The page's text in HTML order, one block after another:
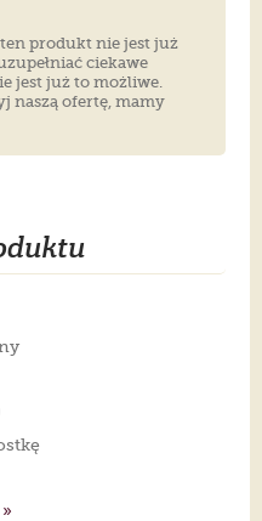
ten produkt nie jest już
ciekawe
jest już to możliwe.
naszą ofertę, mamy